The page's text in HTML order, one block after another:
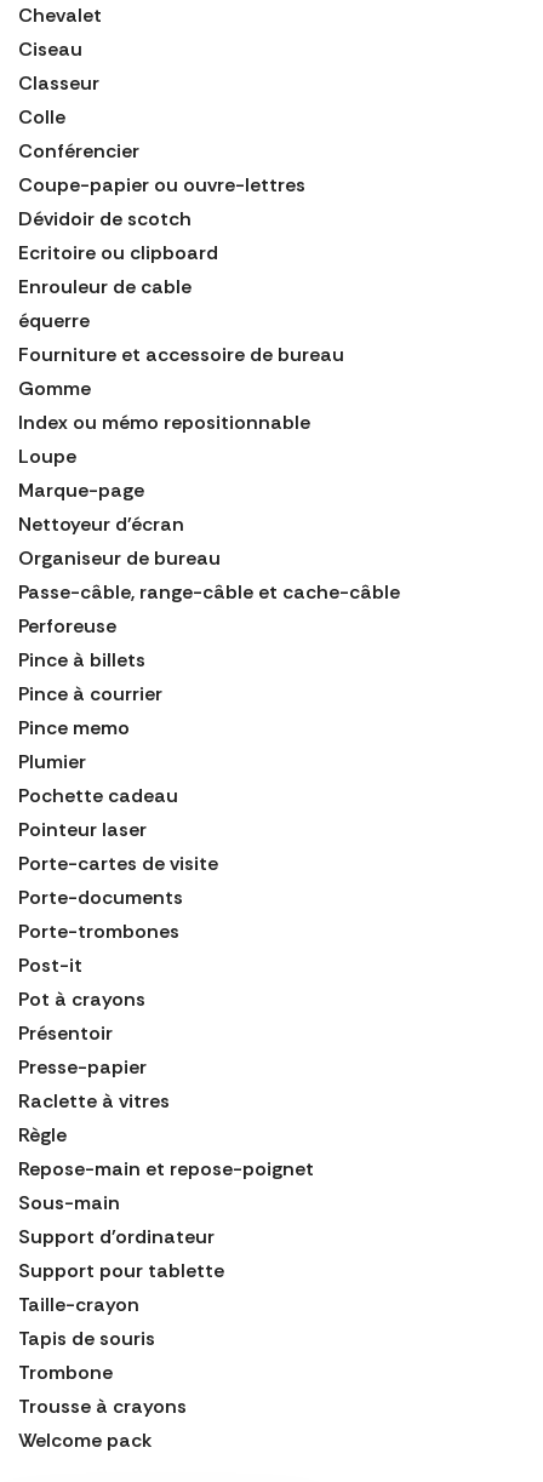
Chevalet
Ciseau
Classeur
Colle
Conférencier
Coupe-papier ou ouvre-lettres
Dévidoir de scotch
Ecritoire ou clipboard
Enrouleur de cable
équerre
Fourniture et accessoire de bureau
Gomme
Index ou mémo repositionnable
Loupe
Marque-page
Nettoyeur d'écran
Organiseur de bureau
Passe-câble, range-câble et cache-câble
Perforeuse
Pince à billets
Pince à courrier
Pince memo
Plumier
Pochette cadeau
Pointeur laser
Porte-cartes de visite
Porte-documents
Porte-trombones
Post-it
Pot à crayons
Présentoir
Presse-papier
Raclette à vitres
Règle
Repose-main et repose-poignet
Sous-main
Support d'ordinateur
Support pour tablette
Taille-crayon
Tapis de souris
Trombone
Trousse à crayons
Welcome pack